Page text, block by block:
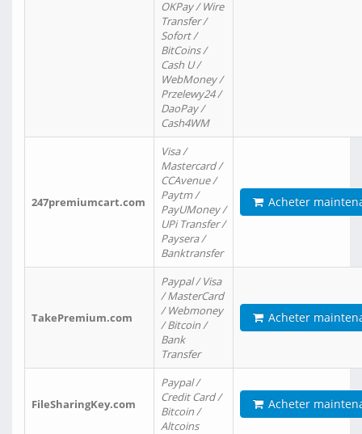
OKPay / Wire
Transfer /
Sofort /
BitCoins /
Cash U /
WebMoney /
Przelewy24 /
DaoPay /
Cash4WM
247premiumcart.com
Visa /
Mastercard /
CCAvenue /
Paytm /
PayUMoney /
UPi Transfer /
Paysera /
Banktransfer
Acheter
TakePremium.com
Paypal / Visa
/ MasterCard
/ Webmoney
/ Bitcoin /
Bank
Transfer
Acheter
FileSharingKey.com
Paypal /
Credit Card /
Bitcoin /
Altcoins
Acheter